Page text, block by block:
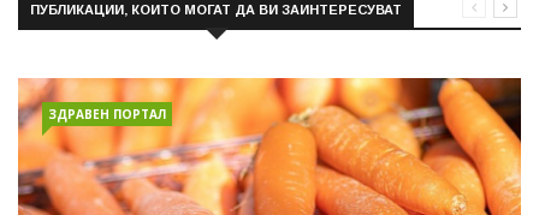
ПУБЛИКАЦИИ, КОИТО МОГАТ ДА ВИ ЗАИНТЕРЕСУВАТ
ЗДРАВЕН ПОРТАЛ